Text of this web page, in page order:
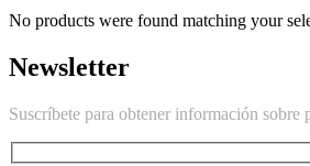
No products were found matching your
Newsletter
Suscríbete para obtener información sobre